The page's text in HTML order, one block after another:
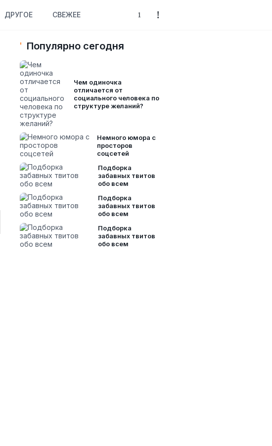
ДРУГОЕ СВЕЖЕЕ
Популярно сегодня
Чем одиночка
отличается от
социального человека по
структуре желаний?
Немного юмора с
просторов
соцсетей
Подборка
забавных твитов
обо всем
Подборка
забавных твитов
обо всем
Подборка
забавных твитов
обо всем